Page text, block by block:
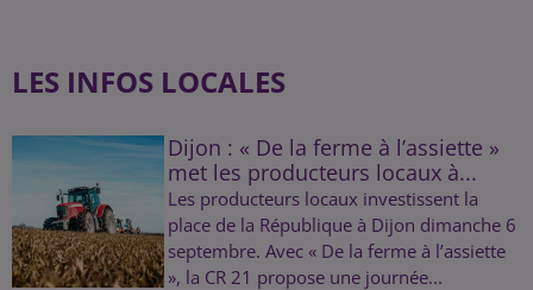
LES INFOS LOCALES
Dijon : « De la ferme à l’assiette »
met les producteurs locaux à...
Les producteurs locaux investissent la
place de la République à Dijon dimanche 6
septembre. Avec « De la ferme à l’assiette
», la CR 21 propose une journée...